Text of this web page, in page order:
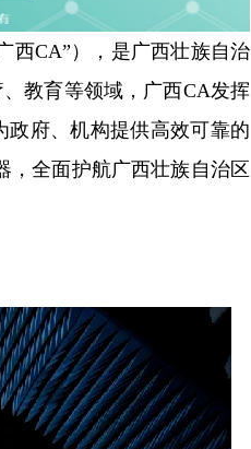
西CA”），是广西壮族自治
教育等领域，广西CA发挥
府、机构提供高效可靠的
，全面护航广西壮族自治区